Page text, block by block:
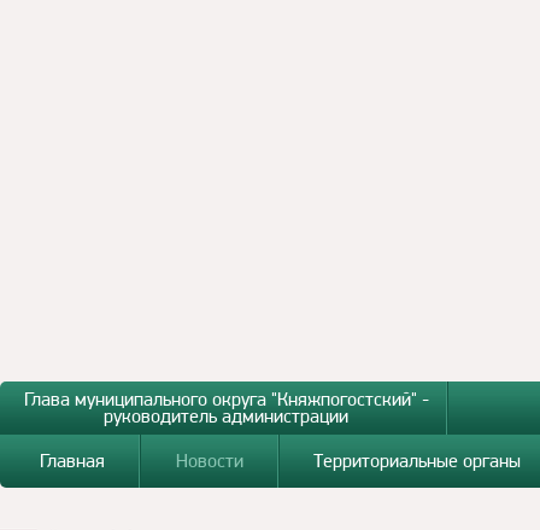
Глава муниципального округа "Княжпогостский" -
руководитель администрации
Главная
Новости Территориальные органы